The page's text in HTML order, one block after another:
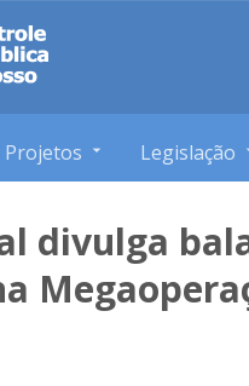
Projetos Legislação
divulga